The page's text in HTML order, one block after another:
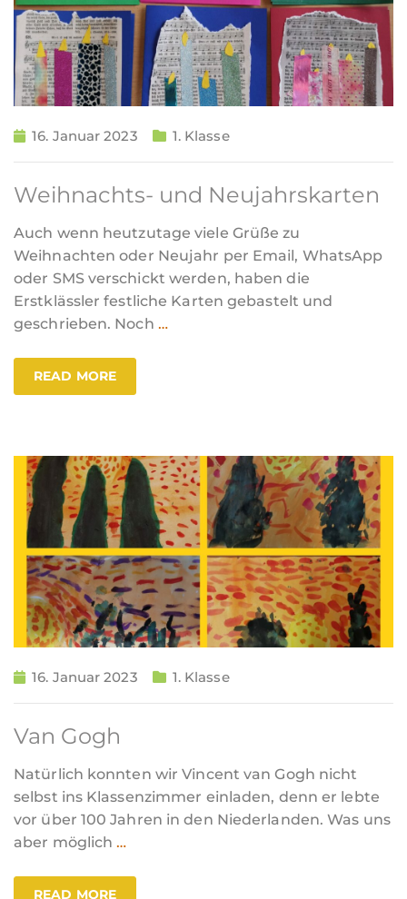
16. Januar 2023 1. Klasse
Weihnachts- und Neujahrskarten
Auch wenn heutzutage viele Grüße zu
Weihnachten oder Neujahr per Email, WhatsApp
oder SMS verschickt werden, haben die
Erstklässler festliche Karten gebastelt und
geschrieben. Noch …
READ MORE
16. Januar 2023 1. Klasse
Van Gogh
Natürlich konnten wir Vincent van Gogh nicht
selbst ins Klassenzimmer einladen, denn er lebte
vor über 100 Jahren in den Niederlanden. Was uns
aber möglich…
READ MORE